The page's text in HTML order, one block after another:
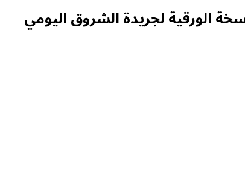
الورقية لجريدة الشروق اليومي